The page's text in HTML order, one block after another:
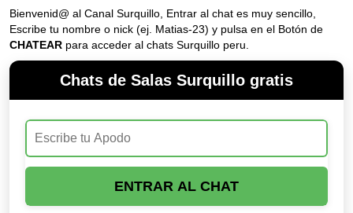
Bienvenid@ al Canal Surquillo , Entrar al chat es muy sencillo,
Escribe tu nombre o nick (ej. Matias-23) y pulsa en el Botón de
CHATEAR para acceder al chats Surquillo peru.
Chats de Salas Surquillo gratis
ENTRAR AL CHAT